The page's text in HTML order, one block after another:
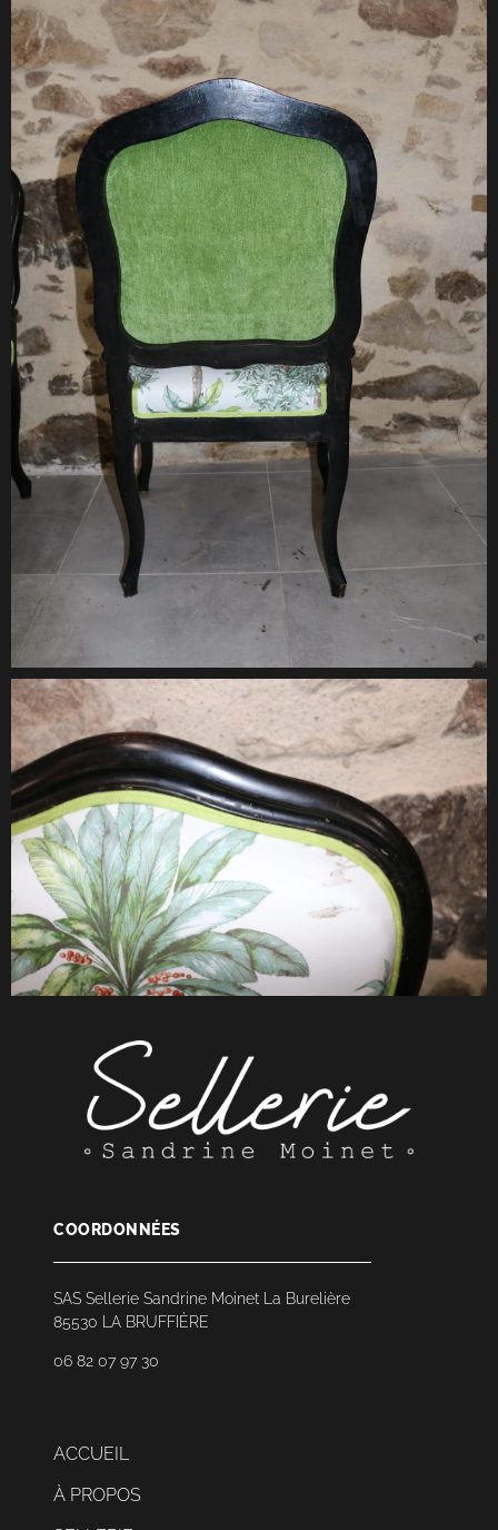
COORDONNÉES
SAS Sellerie Sandrine Moinet La Burelière
85530 LA BRUFFIÈRE
06 82 07 97 30
ACCUEIL
À PROPOS